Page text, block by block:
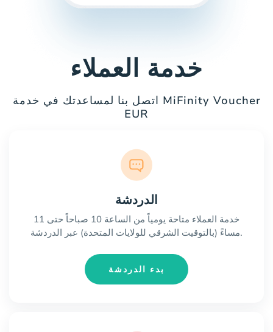
خدمة العملاء
اتصل بنا لمساعدتك في خدمة MiFinity Voucher
EUR
الدردشة
خدمة العملاء متاحة يومياً من الساعة 10 صباحاً حتى 11
مساءً (بالتوقيت الشرقي للولايات المتحدة) عبر الدردشة.
بدء الدردشة